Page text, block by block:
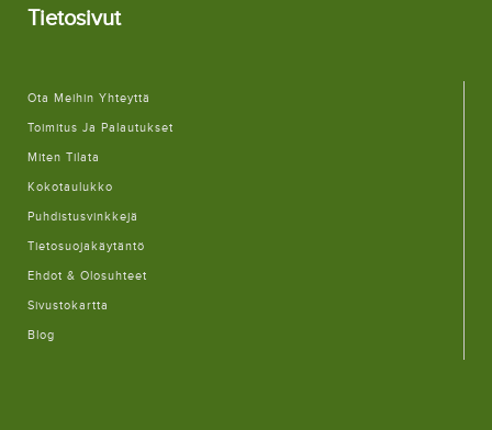
Tietosivut
Ota Meihin Yhteyttä
Toimitus Ja Palautukset
Miten Tilata
Kokotaulukko
Puhdistusvinkkejä
Tietosuojakäytäntö
Ehdot & Olosuhteet
Sivustokartta
Blog